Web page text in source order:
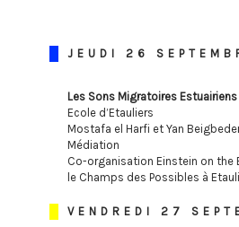
JEUDI 26
Les Sons Migratoires
Ecole d’Etauliers
Mostafa el Harfi et Yan
Médiation
Co-organisation Einstein on the
le Champs des Possibles à
VENDREDI 27